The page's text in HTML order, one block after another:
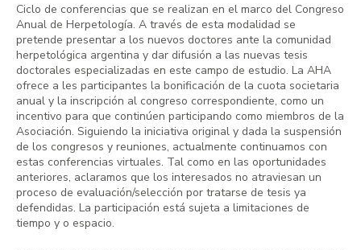
Ciclo de conferencias que se realizan en el marco del Congreso
Anual de Herpetología. A través de esta modalidad se
pretende presentar a los nuevos doctores ante la comunidad
herpetológica argentina y dar difusión a las nuevas tesis
doctorales especializadas en este campo de estudio. La AHA
ofrece a les participantes la bonificación de la cuota societaria
anual y la inscripción al congreso correspondiente, como un
incentivo para que continúen participando como miembros de la
Asociación. Siguiendo la iniciativa original y dada la suspensión
de los congresos y reuniones, actualmente continuamos con
estas conferencias virtuales. Tal como en las oportunidades
anteriores, aclaramos que los interesados no atraviesan un
proceso de evaluación/selección por tratarse de tesis ya
defendidas. La participación está sujeta a limitaciones de
tiempo y o espacio.